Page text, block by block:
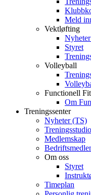
Meld
Vektløfting
Styret
Volleyball
Functionell
Om
Treningssenter
Nyheter (TS)
Treningsstudio
Medlemskap
Om oss
Styret
Timeplan